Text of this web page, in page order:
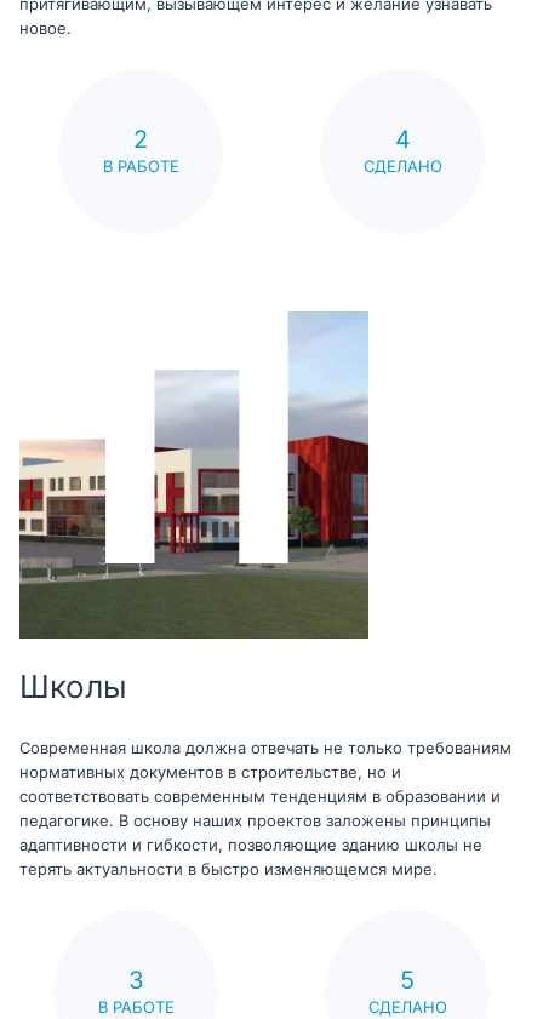
притягивающим, вызывающем интерес и желание узнавать
новое.
2
В РАБОТЕ
4
СДЕЛАНО
Школы
Современная школа должна отвечать не только требованиям
нормативных документов в строительстве, но и
соответствовать современным тенденциям в образовании и
педагогике. В основу наших проектов заложены принципы
адаптивности и гибкости, позволяющие зданию школы не
терять актуальности в быстро изменяющемся мире.
3
В РАБОТЕ
5
СДЕЛАНО